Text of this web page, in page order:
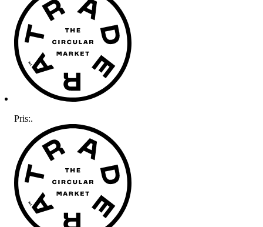
Pris:.